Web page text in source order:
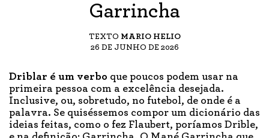
Garrincha
TEXTO MARIO HELIO
26 DE JUNHO DE 2026
Driblar é um verbo que poucos podem usar na
primeira pessoa com a excelência desejada.
Inclusive, ou, sobretudo, no futebol, de onde é a
palavra. Se quiséssemos compor um dicionário das
ideias feitas, como o fez Flaubert, poríamos Drible,